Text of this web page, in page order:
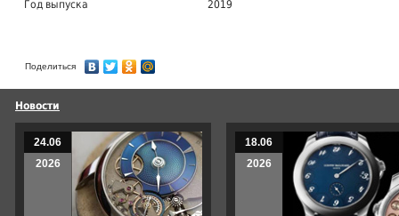
Год выпуска
2019
Поделиться
Новости
24.06
2026
18.06
2026